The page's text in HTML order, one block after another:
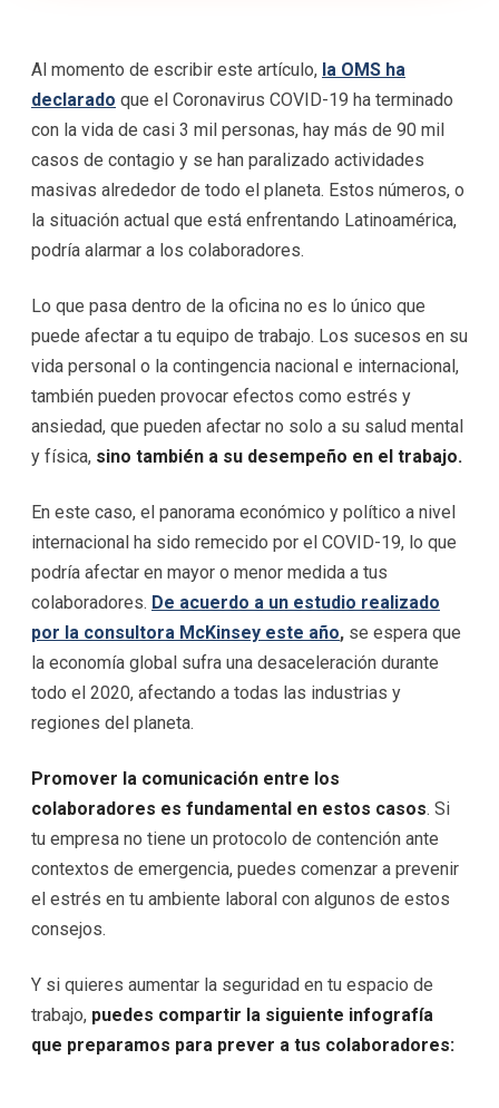
Al momento de escribir este artículo, la OMS ha
declarado que el Coronavirus COVID-19 ha terminado
con la vida de casi 3 mil personas, hay más de 90 mil
casos de contagio y se han paralizado actividades
masivas alrededor de todo el planeta. Estos números, o
la situación actual que está enfrentando Latinoamérica,
podría alarmar a los colaboradores.
Lo que pasa dentro de la oficina no es lo único que
puede afectar a tu equipo de trabajo. Los sucesos en su
vida personal o la contingencia nacional e internacional,
también pueden provocar efectos como estrés y
ansiedad, que pueden afectar no solo a su salud mental
y física, sino también a su desempeño en el trabajo.
En este caso, el panorama económico y político a nivel
internacional ha sido remecido por el COVID-19, lo que
podría afectar en mayor o menor medida a tus
colaboradores. De acuerdo a un estudio realizado
por la consultora McKinsey este año, se espera que
la economía global sufra una desaceleración durante
todo el 2020, afectando a todas las industrias y
regiones del planeta.
Promover la comunicación entre los
colaboradores es fundamental en estos casos. Si
tu empresa no tiene un protocolo de contención ante
contextos de emergencia, puedes comenzar a prevenir
el estrés en tu ambiente laboral con algunos de estos
consejos.
Y si quieres aumentar la seguridad en tu espacio de
trabajo, puedes compartir la siguiente infografía
que preparamos para prever a tus colaboradores: